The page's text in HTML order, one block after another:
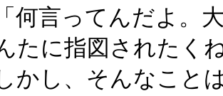
何言ってんだよ。
たに指図されたく
かし、そんなこと